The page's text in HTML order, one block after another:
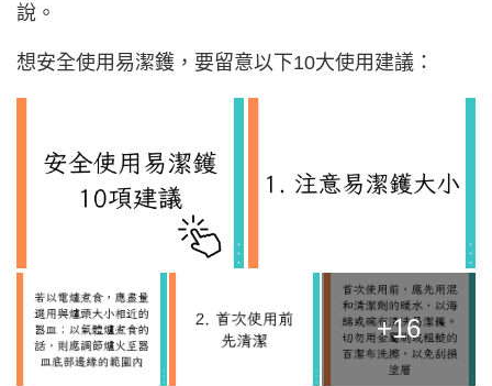
說。
想安全使用易潔鑊，要留意以下10大使用建議：
+16